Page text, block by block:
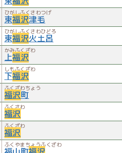
ひがしふくさわつげ
東福沢津毛
ひがしふくさわひどろ
東福沢火土呂
かみふくざわ
上福沢
しもふくざわ
下福沢
ふくざわちょう
福沢町
ふくさわ
福沢
ふくざわ
福沢
ふくやまちょうふくざわ